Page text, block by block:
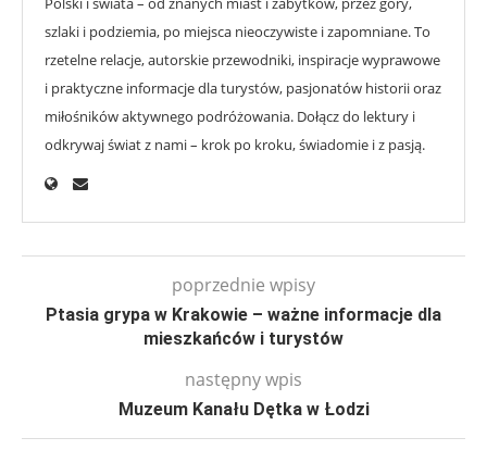
szlaki i podziemia, po miejsca nieoczywiste i zapomniane. To
rzetelne relacje, autorskie przewodniki, inspiracje wyprawowe
i praktyczne informacje dla turystów, pasjonatów historii oraz
miłośników aktywnego podróżowania. Dołącz do lektury i
odkrywaj świat z nami – krok po kroku, świadomie i z pasją.
poprzednie wpisy
Ptasia grypa w Krakowie – ważne informacje dla
mieszkańców i turystów
następny wpis
Muzeum Kanału Dętka w Łodzi